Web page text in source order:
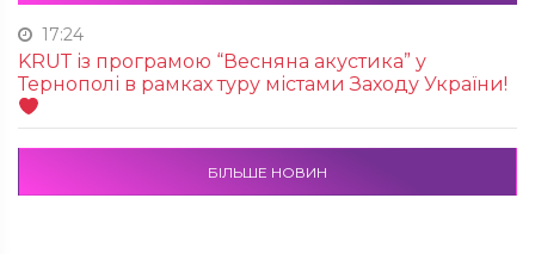
17:24
KRUТ із програмою “Весняна акустика” у
Тернополі в рамках туру містами Заходу України!
БІЛЬШЕ НОВИН